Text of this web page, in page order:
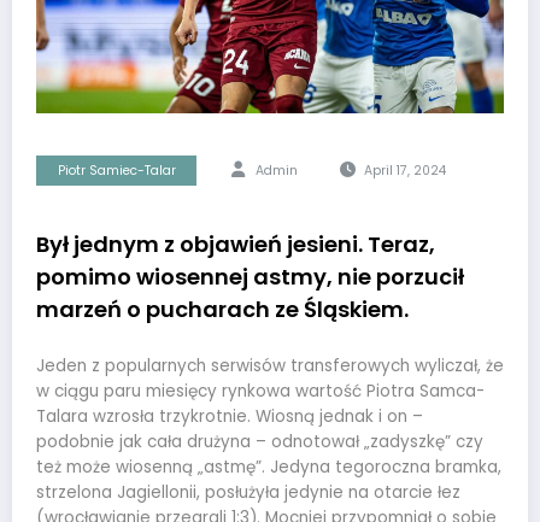
Piotr Samiec-Talar Admin April 17, 2024
Był jednym z objawień jesieni. Teraz,
pomimo wiosennej astmy, nie porzucił
marzeń o pucharach ze Śląskiem.
Jeden z popularnych serwisów transferowych wyliczał, że
w ciągu paru miesięcy rynkowa wartość Piotra Samca-
Talara wzrosła trzykrotnie. Wiosną jednak i on –
podobnie jak cała drużyna – odnotował „zadyszkę” czy
też może wiosenną „astmę”. Jedyna tegoroczna bramka,
strzelona Jagiellonii, posłużyła jedynie na otarcie łez
(wrocławianie przegrali 1:3). Mocniej przypomniał o sobie